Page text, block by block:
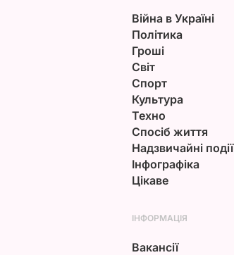
Війна в Україні
Політика
Гроші
Світ
Спорт
Культура
Техно
Спосіб життя
Надзвичайні події
Інфографіка
Цікаве
ІНФОРМАЦІЯ
Вакансії